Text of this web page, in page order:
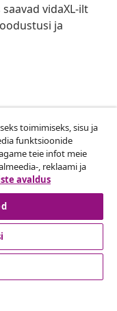
vidaXL-ilt
ja
toimimiseks, sisu ja
funktsioonide
teie infot meie
, reklaami ja
avaldus